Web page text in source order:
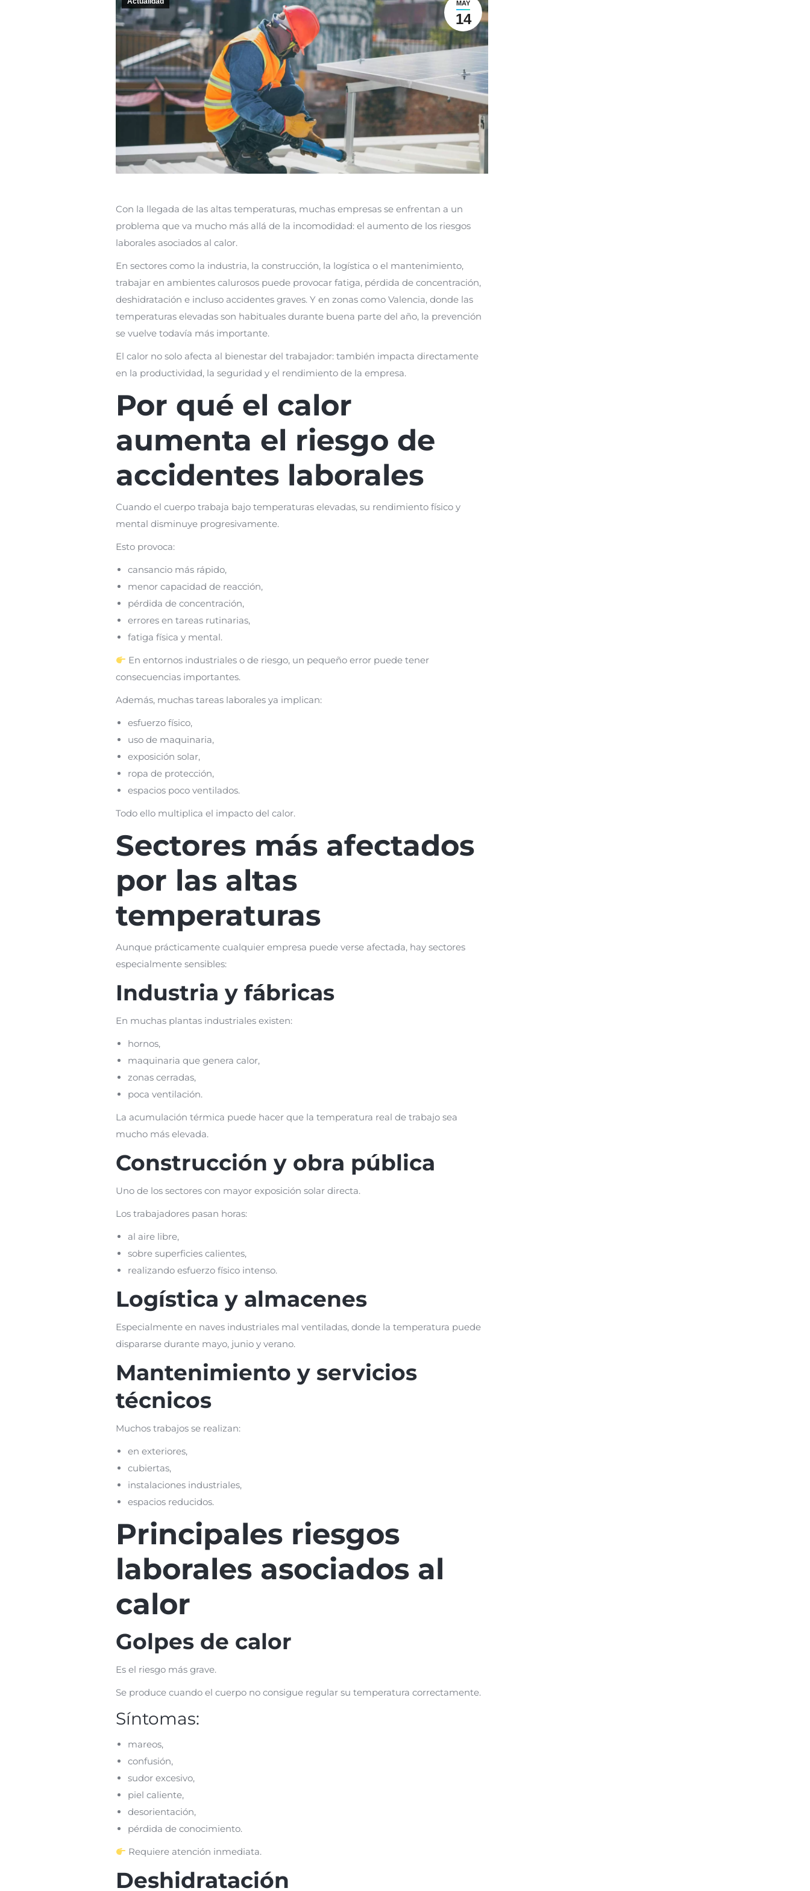
MAY
14
Con la llegada de las altas temperaturas, muchas empresas se enfrentan a un
problema que va mucho más allá de la incomodidad: el aumento de los riesgos
laborales asociados al calor.
En sectores como la industria, la construcción, la logística o el mantenimiento,
trabajar en ambientes calurosos puede provocar fatiga, pérdida de concentración,
deshidratación e incluso accidentes graves. Y en zonas como Valencia, donde las
temperaturas elevadas son habituales durante buena parte del año, la prevención
se vuelve todavía más importante.
El calor no solo afecta al bienestar del trabajador: también impacta directamente
en la productividad, la seguridad y el rendimiento de la empresa.
Por qué el calor
aumenta el riesgo de
accidentes laborales
Cuando el cuerpo trabaja bajo temperaturas elevadas, su rendimiento físico y
mental disminuye progresivamente.
Esto provoca:
cansancio más rápido,
menor capacidad de reacción,
pérdida de concentración,
errores en tareas rutinarias,
fatiga física y mental.
En entornos industriales o de riesgo, un pequeño error puede tener
consecuencias importantes.
Además, muchas tareas laborales ya implican:
esfuerzo físico,
uso de maquinaria,
exposición solar,
ropa de protección,
espacios poco ventilados.
Todo ello multiplica el impacto del calor.
Sectores más afectados
por las altas
temperaturas
Aunque prácticamente cualquier empresa puede verse afectada, hay sectores
especialmente sensibles:
Industria y fábricas
En muchas plantas industriales existen:
hornos,
maquinaria que genera calor,
zonas cerradas,
poca ventilación.
La acumulación térmica puede hacer que la temperatura real de trabajo sea
mucho más elevada.
Construcción y obra pública
Uno de los sectores con mayor exposición solar directa.
Los trabajadores pasan horas:
al aire libre,
sobre superficies calientes,
realizando esfuerzo físico intenso.
Logística y almacenes
Especialmente en naves industriales mal ventiladas, donde la temperatura puede
dispararse durante mayo, junio y verano.
Mantenimiento y servicios
técnicos
Muchos trabajos se realizan:
en exteriores,
cubiertas,
instalaciones industriales,
espacios reducidos.
Principales riesgos
laborales asociados al
calor
Golpes de calor
Es el riesgo más grave.
Se produce cuando el cuerpo no consigue regular su temperatura correctamente.
Síntomas:
mareos,
confusión,
sudor excesivo,
piel caliente,
desorientación,
pérdida de conocimiento.
Requiere atención inmediata.
Deshidratación